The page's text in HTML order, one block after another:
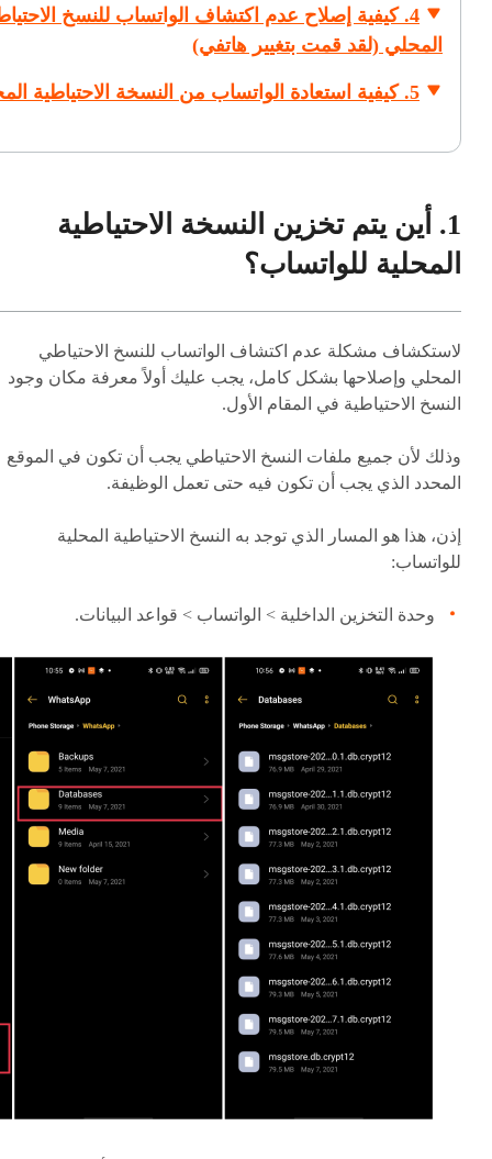
4. كيفية إصلاح عدم اكتشاف الواتساب للنسخ
المحلي (لقد قمت بتغيير هاتفي)
5. كيفية استعادة الواتساب من النسخة الاحتياطية المحلية
1. أين يتم تخزين النسخة الاحتياطية
المحلية للواتساب؟
لاستكشاف مشكلة عدم اكتشاف الواتساب للنسخ الاحتياطي
المحلي وإصلاحها بشكل كامل، يجب عليك أولاً معرفة مكان وجود
النسخ الاحتياطية في المقام الأول.
وذلك لأن جميع ملفات النسخ الاحتياطي يجب أن تكون في الموقع
المحدد الذي يجب أن تكون فيه حتى تعمل الوظيفة.
إذن، هذا هو المسار الذي توجد به النسخ الاحتياطية المحلية
للواتساب:
وحدة التخزين الداخلية > الواتساب > قواعد البيانات.